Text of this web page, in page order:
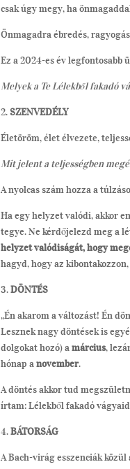
csak úgy megy, ha
Önmagadra ébredés,
Ez a 2024-es év legfontosabb
Melyek a Te Lélekből fakadó
2.SZENVEDÉLY
Életöröm, élet élvezete,
Mit jelent a teljességben
A nyolcas szám hozza a
Ha egy helyzet valódi, akkor
tegye. Ne kérdőjelezd meg a
helyzet valódiságát, hogy
hagyd, hogy az
3.DÖNTÉS
„Én akarom a változást! Én
Lesznek nagy döntések is
dolgokat hozó) amárcius,
hónap anovember.
A döntés akkor tud
írtam: Lélekből fakadó
4.BÁTORSÁG
A Bach-virág esszenciák